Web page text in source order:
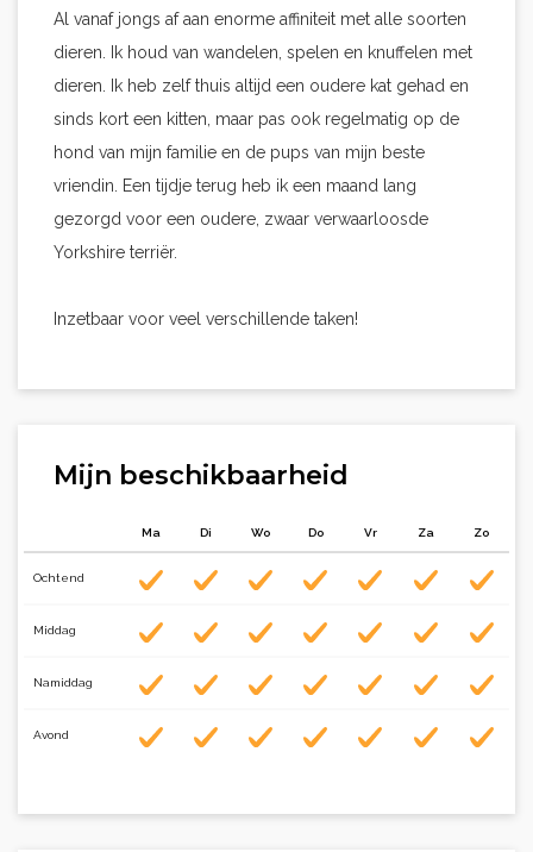
Al vanaf jongs af aan enorme affiniteit met alle soorten
dieren. Ik houd van wandelen, spelen en knuffelen met
dieren. Ik heb zelf thuis altijd een oudere kat gehad en
sinds kort een kitten, maar pas ook regelmatig op de
hond van mijn familie en de pups van mijn beste
vriendin. Een tijdje terug heb ik een maand lang
gezorgd voor een oudere, zwaar verwaarloosde
Yorkshire terriër.
Inzetbaar voor veel verschillende taken!
Mijn beschikbaarheid
Ma Di Wo Do Vr Za Zo
Ochtend
Middag
Namiddag
Avond